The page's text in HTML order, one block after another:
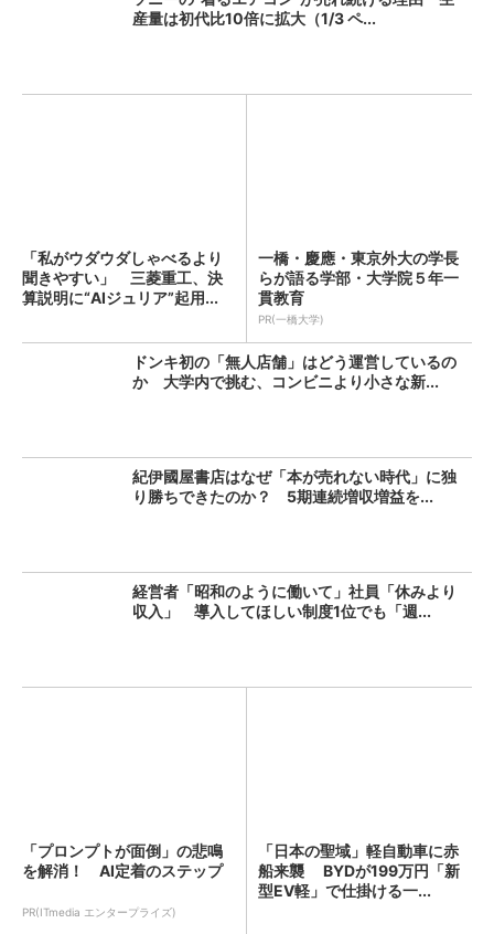
産量は初代比10倍に拡大（1/3 ペ...
「私がウダウダしゃべるより
聞きやすい」 三菱重工、決
算説明に“AIジュリア”起用...
一橋・慶應・東京外大の学長
らが語る学部・大学院５年一
貫教育
PR(一橋大学)
ドンキ初の「無人店舗」はどう運営しているの
か 大学内で挑む、コンビニより小さな新...
紀伊國屋書店はなぜ「本が売れない時代」に独
り勝ちできたのか？ 5期連続増収増益を...
経営者「昭和のように働いて」社員「休みより
収入」 導入してほしい制度1位でも「週...
「プロンプトが面倒」の悲鳴
を解消！ AI定着のステップ
PR(ITmedia エンタープライズ)
「日本の聖域」軽自動車に赤
船来襲 BYDが199万円「新
型EV軽」で仕掛ける一...